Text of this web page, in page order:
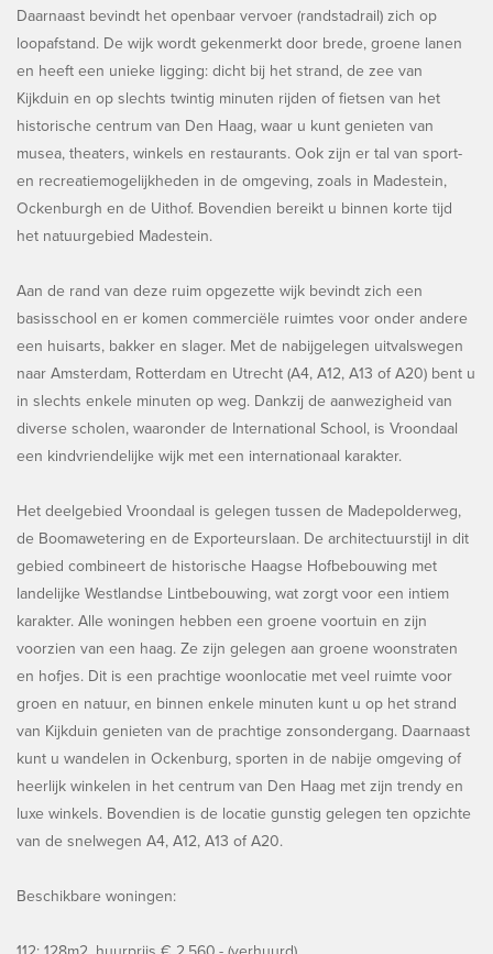
Daarnaast bevindt het openbaar vervoer (randstadrail) zich op
loopafstand. De wijk wordt gekenmerkt door brede, groene lanen
en heeft een unieke ligging: dicht bij het strand, de zee van
Kijkduin en op slechts twintig minuten rijden of fietsen van het
historische centrum van Den Haag, waar u kunt genieten van
musea, theaters, winkels en restaurants. Ook zijn er tal van sport-
en recreatiemogelijkheden in de omgeving, zoals in Madestein,
Ockenburgh en de Uithof. Bovendien bereikt u binnen korte tijd
het natuurgebied Madestein.
Aan de rand van deze ruim opgezette wijk bevindt zich een
basisschool en er komen commerciële ruimtes voor onder andere
een huisarts, bakker en slager. Met de nabijgelegen uitvalswegen
naar Amsterdam, Rotterdam en Utrecht (A4, A12, A13 of A20) bent u
in slechts enkele minuten op weg. Dankzij de aanwezigheid van
diverse scholen, waaronder de International School, is Vroondaal
een kindvriendelijke wijk met een internationaal karakter.
Het deelgebied Vroondaal is gelegen tussen de Madepolderweg,
de Boomawetering en de Exporteurslaan. De architectuurstijl in dit
gebied combineert de historische Haagse Hofbebouwing met
landelijke Westlandse Lintbebouwing, wat zorgt voor een intiem
karakter. Alle woningen hebben een groene voortuin en zijn
voorzien van een haag. Ze zijn gelegen aan groene woonstraten
en hofjes. Dit is een prachtige woonlocatie met veel ruimte voor
groen en natuur, en binnen enkele minuten kunt u op het strand
van Kijkduin genieten van de prachtige zonsondergang. Daarnaast
kunt u wandelen in Ockenburg, sporten in de nabije omgeving of
heerlijk winkelen in het centrum van Den Haag met zijn trendy en
luxe winkels. Bovendien is de locatie gunstig gelegen ten opzichte
van de snelwegen A4, A12, A13 of A20.
Beschikbare woningen: